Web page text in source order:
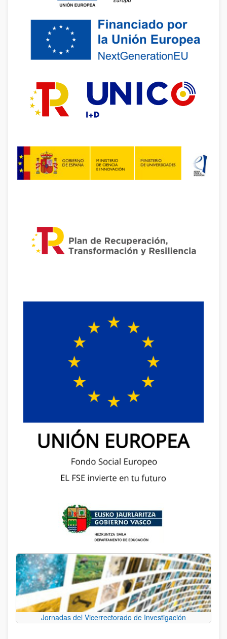
Jornadas del Vicerrectorado de Investigación